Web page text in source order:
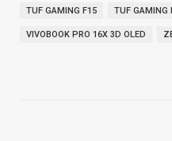
TUF GAMING F15 TUF GAMING
VIVOBOOK PRO 16X 3D OLED